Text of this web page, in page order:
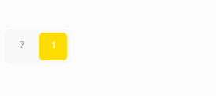
1
2